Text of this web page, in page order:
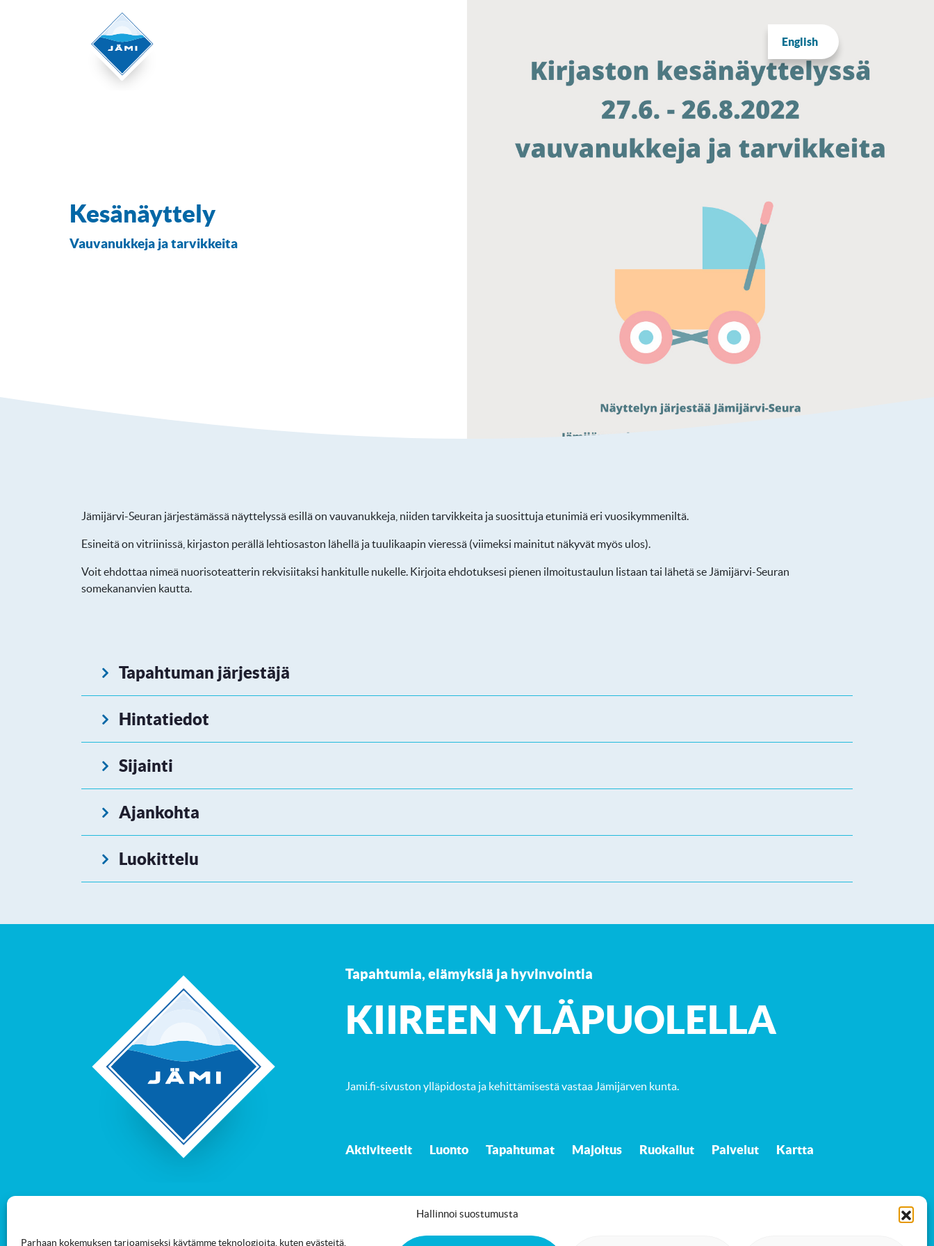
Hallinnoi suostumusta
Parhaan kokemuksen tarjoamiseksi käytämme teknologioita, kuten evästeitä,
English
Kesänäyttely
Vauvanukkeja ja tarvikkeita
Jämijärvi-Seuran järjestämässä näyttelyssä esillä on vauvanukkeja, niiden tarvikkeita ja suosittuja etunimiä eri vuosikymmeniltä.
Esineitä on vitriinissä, kirjaston perällä lehtiosaston lähellä ja tuulikaapin vieressä (viimeksi mainitut näkyvät myös ulos).
Voit ehdottaa nimeä nuorisoteatterin rekvisiitaksi hankitulle nukelle. Kirjoita ehdotuksesi pienen ilmoitustaulun listaan tai lähetä se Jämijärvi-Seuran
somekananvien kautta.
Tapahtuman järjestäjä
Hintatiedot
Sijainti
Ajankohta
Luokittelu
Tapahtumia, elämyksiä ja hyvinvointia
KIIREEN YLÄPUOLELLA
Jami.fi-sivuston ylläpidosta ja kehittämisestä vastaa Jämijärven kunta.
Aktiviteetit Luonto Tapahtumat Majoitus Ruokailut Palvelut Kartta